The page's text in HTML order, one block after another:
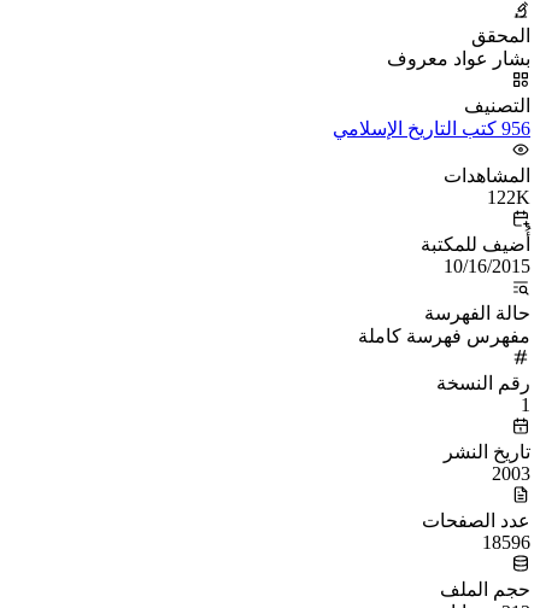
المحقق
بشار عواد معروف
التصنيف
956 كتب التاريخ الإسلامي
المشاهدات
122K
أُضيف للمكتبة
10/16/2015
حالة الفهرسة
مفهرس فهرسة كاملة
رقم النسخة
1
تاريخ النشر
2003
عدد الصفحات
18596
حجم الملف